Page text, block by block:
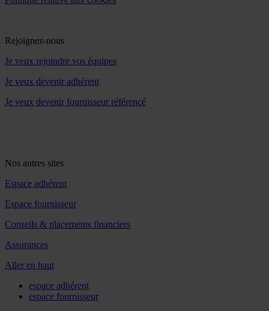
Rejoignez-nous
Je veux rejoindre vos équipes
Je veux devenir adhérent
Je veux devenir fournisseur référencé
Nos autres sites
Espace adhérent
Espace fournisseur
Conseils & placements financiers
Assurances
Aller en haut
espace adhérent
espace fournisseur